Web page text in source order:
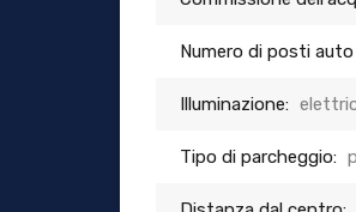
Numero di posti
Illuminazione:
Tipo di parcheggio: